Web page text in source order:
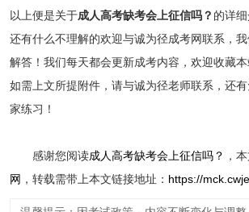
以上便是关于成人高考缺考会上征信吗？ 的详
还有什么不理解的欢迎与诚为径成考网联系，
解答！我们每天都会更新成考内容，欢迎收藏本
如需上文所提附件，请与诚为径老师联系，还
家练习！
感谢您阅读成人高考缺考会上征信吗？ ，
网 ，转载需带上本文链接地址： https://